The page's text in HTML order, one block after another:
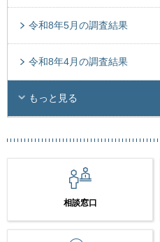
令和8年5月の調査結果
令和8年4月の調査結果
もっと見る
相談窓口